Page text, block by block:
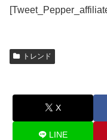
トレンド
X
LINE